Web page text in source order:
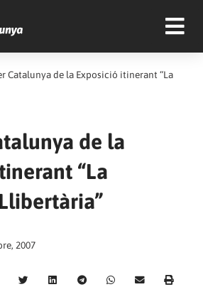
Catalunya de la Exposició itinerant “La
de la
“La
2007